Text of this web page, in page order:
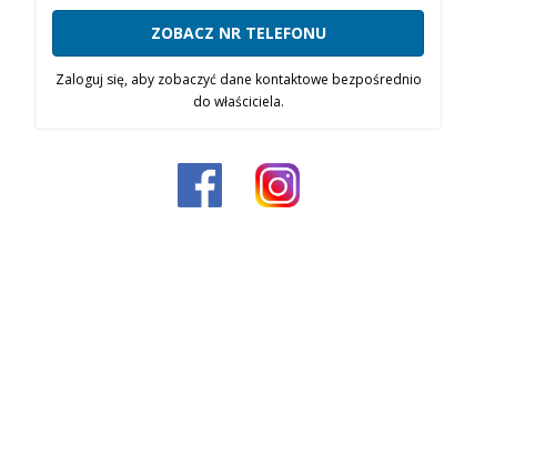
ZOBACZ NR TELEFONU
Zaloguj się, aby zobaczyć dane kontaktowe bezpośrednio
do właściciela.